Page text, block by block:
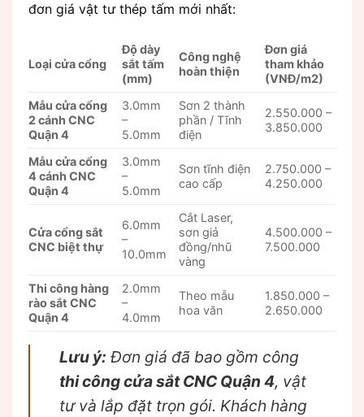
đơn giá vật tư thép tấm mới nhất:
Loại cửa cổng
Độ dày
sắt tấm
(mm)
Công nghệ
hoàn thiện
Đơn giá
tham khảo
(VNĐ/m2)
Mẫu cửa cổng
2 cánh CNC
Quận 4
3.0mm
–
5.0mm
Sơn 2 thành
phần / Tĩnh
điện
2.550.000 –
3.850.000
Mẫu cửa cổng
4 cánh CNC
Quận 4
3.0mm
–
5.0mm
Sơn tĩnh điện
cao cấp
2.750.000 –
4.250.000
Cửa cổng sắt
CNC biệt thự
6.0mm
–
10.0mm
Cắt Laser,
sơn giả
đồng/nhũ
vàng
4.500.000 –
7.500.000
Thi công hàng
rào sắt CNC
Quận 4
2.0mm
–
4.0mm
Theo mẫu
hoa văn
1.850.000 –
2.650.000
Lưu ý: Đơn giá đã bao gồm công
thi công cửa sắt CNC Quận 4, vật
tư và lắp đặt trọn gói. Khách hàng